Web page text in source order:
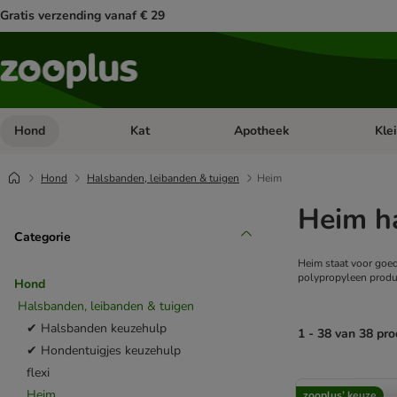
Gratis verzending vanaf € 29
Hond Open categorie menu: Hond
Kat Open categorie menu: Kat
Apotheek
Hond Halsbanden, leibanden & tuigen Heim
Categorie
Hond
Halsbanden, leibanden & tuigen
✔ Halsbanden keuzehulp
✔ Hondentuigjes keuzehulp
flexi
Heim
Heim staat voor
polypropyleen
1 - 38 van 38